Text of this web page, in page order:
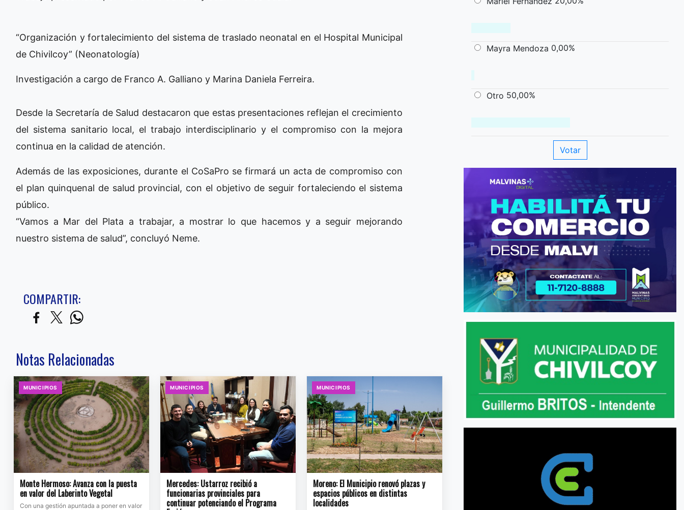
“Organización y fortalecimiento del sistema de traslado neonatal en el Hospital Municipal
de Chivilcoy” (Neonatología)
Investigación a cargo de Franco A. Galliano y Marina Daniela Ferreira.
Desde la Secretaría de Salud destacaron que estas presentaciones reflejan el crecimiento
del sistema sanitario local, el trabajo interdisciplinario y el compromiso con la mejora
continua en la calidad de atención.
Además de las exposiciones, durante el CoSaPro se firmará un acta de compromiso con
el plan quinquenal de salud provincial, con el objetivo de seguir fortaleciendo el sistema
público.
“Vamos a Mar del Plata a trabajar, a mostrar lo que hacemos y a seguir mejorando
nuestro sistema de salud”, concluyó Neme.
COMPARTIR:
Notas Relacionadas
MUNICIPIOS
Monte Hermoso: Avanza con la puesta
en valor del Laberinto Vegetal
Con una gestión apuntada a poner en valor
MUNICIPIOS
Mercedes: Ustarroz recibió a
funcionarias provinciales para
continuar potenciando el Programa
MUNICIPIOS
Moreno: El Municipio renovó plazas y
espacios públicos en distintas
localidades
Mayra Mendoza 0,00%
Otro 50,00%